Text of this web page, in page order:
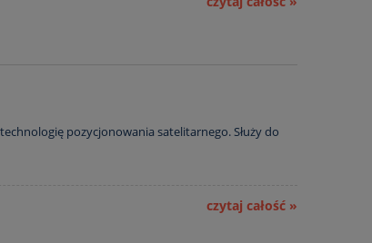
pozycjonowania satelitarnego. Służy do
czytaj całość »